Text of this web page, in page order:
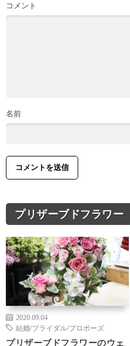
コメント
名前
プリザーブドフラワー
2020.09.04
結婚/ブライダル/プロポーズ
プリザーブドフラワーのウェ